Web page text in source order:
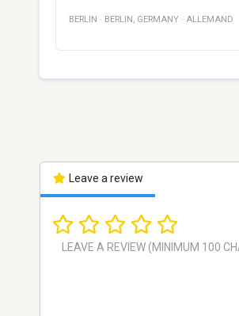
BERLIN · BERLIN , GERMANY · ALLEMAND
Leave a review